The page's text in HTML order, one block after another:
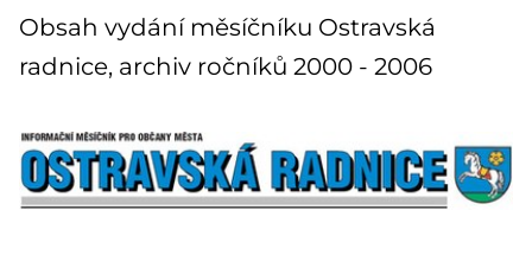
Obsah vydání měsíčníku Ostravská
radnice, archiv ročníků 2000 - 2006